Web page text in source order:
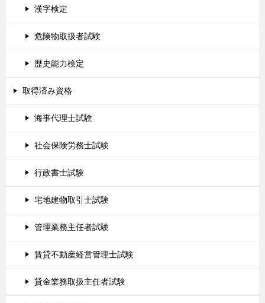
漢字検定
危険物取扱者試験
歴史能力検定
取得済み資格
海事代理士試験
社会保険労務士試験
行政書士試験
宅地建物取引士試験
管理業務主任者試験
賃貸不動産経営管理士試験
貸金業務取扱主任者試験